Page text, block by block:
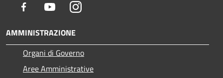
Facebook YoutubeInstagram
AMMINISTRAZIONE
Organi di Governo
Aree Amministrative